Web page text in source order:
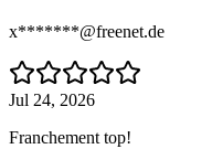
x*******@freenet.de
Jul 24, 2026
Franchement top!